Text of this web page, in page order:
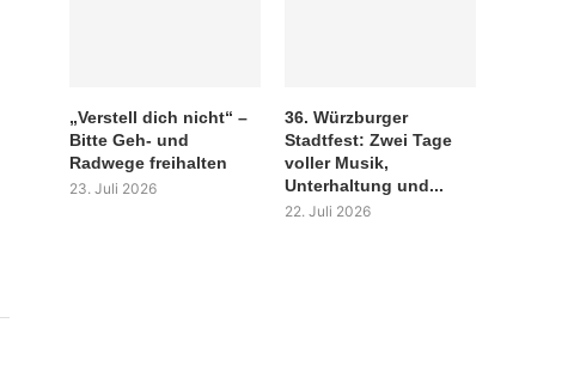
„Verstell dich nicht“ –
Bitte Geh- und
Radwege freihalten
23. Juli 2026
36. Würzburger
Stadtfest: Zwei Tage
voller Musik,
Unterhaltung und...
22. Juli 2026